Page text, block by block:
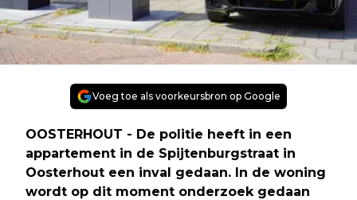
Voeg toe als voorkeursbron op Google
OOSTERHOUT - De politie heeft in een
appartement in de Spijtenburgstraat in
Oosterhout een inval gedaan. In de woning
wordt op dit moment onderzoek gedaan